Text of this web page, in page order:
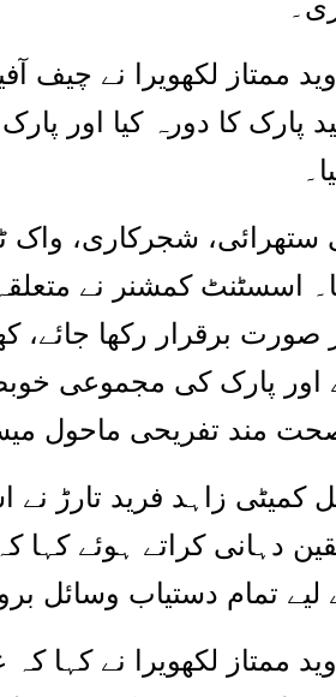
ممتاز لکھویرا نے چیف
کا دورہ کیا اور
شجرکاری، واک
اسسٹنٹ کمشنر نے
برقرار رکھا جائے،
اور پارک کی مجموعی
صحت مند تفریحی ماحول
کمیٹی زاہد فرید تارڑ
دہانی کراتے ہوئے کہا
تمام دستیاب وسائل
ممتاز لکھویرا نے کہا